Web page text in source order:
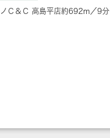
Ｃ＆Ｃ 高島平店約692m／9分